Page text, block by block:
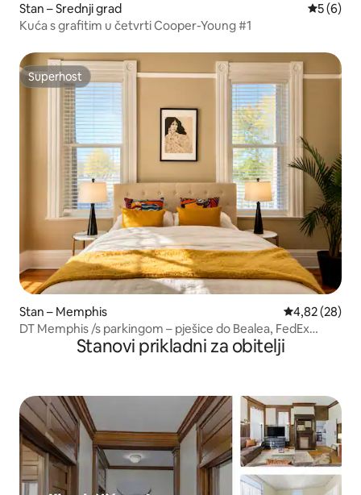
Stan – Srednji grad
5 (6)
Kuća s grafitim u četvrti Cooper-Young #1
Superhost
Superhost
Stan – Memphis Prosječna
4,82 (28)
DT Memphis /s parkingom – pješice do Bealea, FedEx
Stanovi prikladni za obitelji